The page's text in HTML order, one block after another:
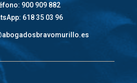
900 909 882
618 35 03 96